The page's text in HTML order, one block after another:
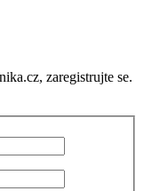
zaregistrujte se.